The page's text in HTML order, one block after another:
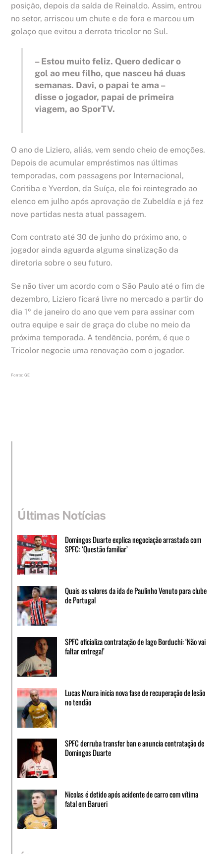
posição, depois da saída de Reinaldo. Assim, entrou
no setor, arriscou um chute e de fora e marcou um
golaço que evitou a derrota tricolor no Sul.
– Estou muito feliz. Quero dedicar o
gol ao meu filho, que nasceu há duas
semanas. Davi, o papai te ama –
disse o jogador, papai de primeira
viagem, ao SporTV.
O ano de Liziero, aliás, vem sendo cheio de emoções.
Depois de acumular empréstimos nas últimas
temporadas, com passagens por Internacional,
Coritiba e Yverdon, da Suíça, ele foi reintegrado ao
elenco em julho após aprovação de Zubeldía e já fez
nove partidas nesta atual passagem.
Com contrato até 30 de junho do próximo ano, o
jogador ainda aguarda alguma sinalização da
diretoria sobre o seu futuro.
Se não tiver um acordo com o São Paulo até o fim de
dezembro, Liziero ficará livre no mercado a partir do
dia 1º de janeiro do ano que vem para assinar com
outra equipe e sair de graça do clube no meio da
próxima temporada. A tendência, porém, é que o
Tricolor negocie uma renovação com o jogador.
Fonte: GE
Últimas Notícias
Domingos Duarte explica negociação arrastada com
SPFC: ‘Questão familiar’
Quais os valores da ida de Paulinho Venuto para clube
de Portugal
SPFC oficializa contratação de Iago Borduchi: ‘Não vai
faltar entrega!’
Lucas Moura inicia nova fase de recuperação de lesão
no tendão
SPFC derruba transfer ban e anuncia contratação de
Domingos Duarte
Nicolas é detido após acidente de carro com vítima
fatal em Barueri